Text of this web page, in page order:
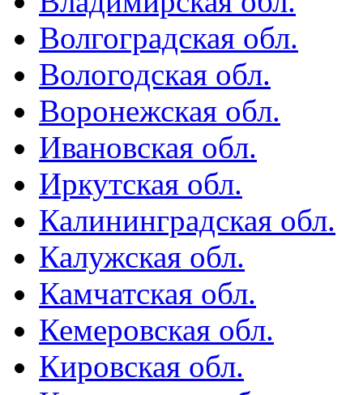
Волгоградская обл.
Вологодская обл.
Воронежская обл.
Ивановская обл.
Иркутская обл.
Калининградская обл.
Калужская обл.
Камчатская обл.
Кемеровская обл.
Кировская обл.